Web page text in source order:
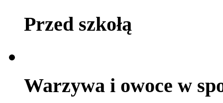
Przed szkołą
Warzywa i owoce w